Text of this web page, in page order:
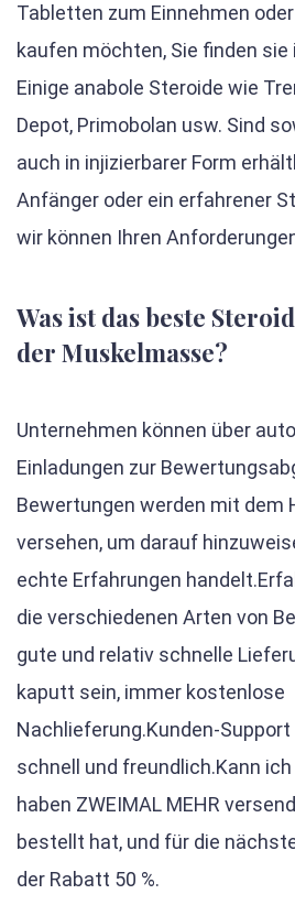
Tabletten zum Einnehmen
kaufen möchten, Sie finden sie
Einige anabole Steroide wie
Depot, Primobolan usw. Sind
auch in injizierbarer Form
Anfänger oder ein erfahrener
wir können Ihren
Was ist das beste
der Muskelmasse?
Unternehmen können über
Einladungen zur
Bewertungen werden mit dem
versehen, um darauf
echte Erfahrungen
die verschiedenen Arten von
gute und relativ schnelle
kaputt sein, immer kostenlose
Nachlieferung.Kunden-
schnell und freundlich.Kann
haben ZWEIMAL MEHR
bestellt hat, und für die
der Rabatt 50 %.